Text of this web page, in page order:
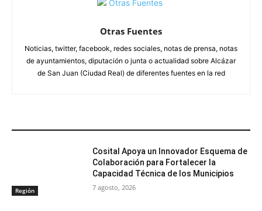
Otras Fuentes
Noticias, twitter, facebook, redes sociales, notas de prensa, notas
de ayuntamientos, diputación o junta o actualidad sobre Alcázar
de San Juan (Ciudad Real) de diferentes fuentes en la red
Región
Cosital Apoya un Innovador Esquema de
Colaboración para Fortalecer la
Capacidad Técnica de los Municipios
7 agosto, 2026